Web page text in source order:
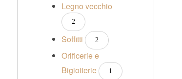
Legno vecchio
2
Soffitti 2
Orificerie e
Bigiotterie
1